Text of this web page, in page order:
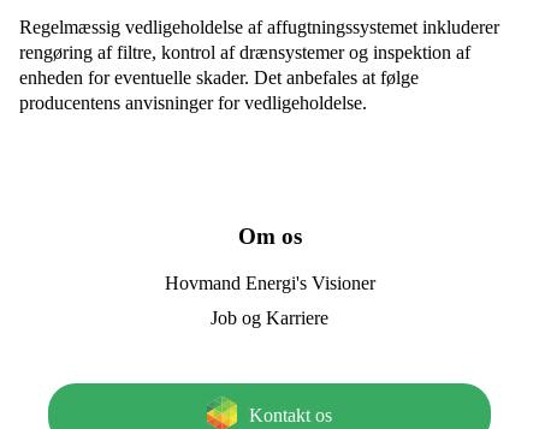
Regelmæssig vedligeholdelse af affugtningssystemet inkluderer
rengøring af filtre, kontrol af drænsystemer og inspektion af
enheden for eventuelle skader. Det anbefales at følge
producentens anvisninger for vedligeholdelse.
Om os
Hovmand Energi's Visioner
Job og Karriere
Kontakt os